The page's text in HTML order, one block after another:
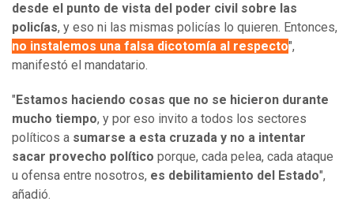
desde el punto de vista del poder civil sobre las
policías, y eso ni las mismas policías lo quieren. Entonces,
no instalemos una falsa dicotomía al respecto",
manifestó el mandatario.
" Estamos haciendo cosas que no se hicieron durante
mucho tiempo, y por eso invito a todos los sectores
políticos a sumarse a esta cruzada y no a intentar
sacar provecho político porque, cada pelea, cada ataque
u ofensa entre nosotros, es debilitamiento del Estado",
añadió.